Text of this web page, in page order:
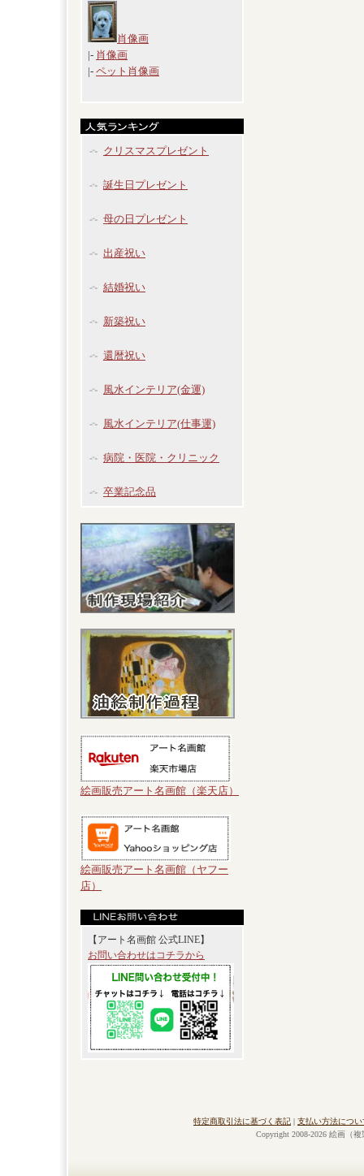
肖像画
|- 肖像画
|- ペット肖像画
クリスマスプレゼント
誕生日プレゼント
母の日プレゼント
出産祝い
結婚祝い
新築祝い
還暦祝い
風水インテリア(金運)
風水インテリア(仕事運)
病院・医院・クリニック
卒業記念品
絵画販売アート名画館（楽天店）
絵画販売アート名画館（ヤフー
店）
【アート名画館 公式LINE】
お問い合わせはコチラから
特定商取引法に基づく表記 | 支払い方法につい
Copyright 2008-2026 絵画（